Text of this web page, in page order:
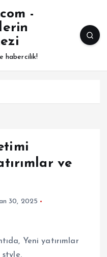
habercilik!
ve
30, 2025